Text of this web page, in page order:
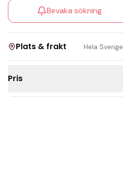
Bevaka sökning
Plats & frakt Hela Sverige
Pris